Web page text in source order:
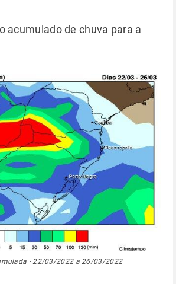
acumulado de chuva para a
- 22/03/2022 a 26/03/2022